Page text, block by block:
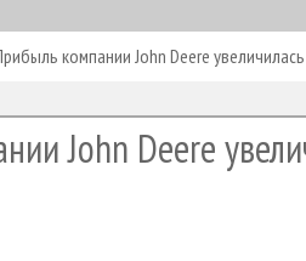
компании John Deere
John Deere